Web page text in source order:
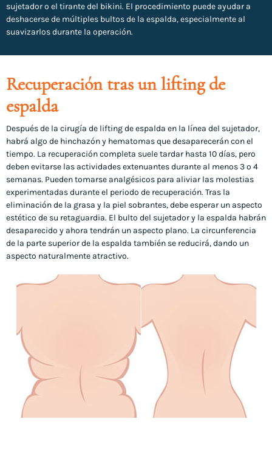
sujetador o el tirante del bikini. El procedimiento puede ayudar a
deshacerse de múltiples bultos de la espalda, especialmente al
suavizarlos durante la operación.
Recuperación tras un lifting de
espalda
Después de la cirugía de lifting de espalda en la línea del sujetador,
habrá algo de hinchazón y hematomas que desaparecerán con el
tiempo. La recuperación completa suele tardar hasta 10 días, pero
deben evitarse las actividades extenuantes durante al menos 3 o 4
semanas. Pueden tomarse analgésicos para aliviar las molestias
experimentadas durante el periodo de recuperación. Tras la
eliminación de la grasa y la piel sobrantes, debe esperar un aspecto
estético de su retaguardia. El bulto del sujetador y la espalda habrán
desaparecido y ahora tendrán un aspecto plano. La circunferencia
de la parte superior de la espalda también se reducirá, dando un
aspecto naturalmente atractivo.